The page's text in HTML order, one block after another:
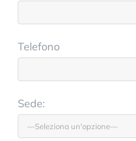
Telefono
Sede: